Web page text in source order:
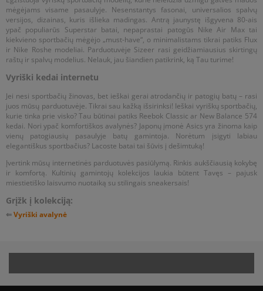
mėgėjams visame pasaulyje. Nesenstantys fasonai, universalios spalvų
versijos, dizainas, kuris išlieka madingas. Antrą jaunystę išgyvena 80-ais
ypač populiarūs Superstar batai, nepaprastai patogūs Nike Air Max tai
kiekvieno sportbačių mėgėjo „must-have“, o minimalistams tikrai patiks Flux
ir Nike Roshe modeliai. Parduotuvėje Sizeer rasi geidžiamiausius skirtingų
raštų ir spalvų modelius. Nelauk, jau šiandien patikrink, ką Tau turime!
Vyriški kedai internetu
Jei nesi sportbačių žinovas, bet ieškai gerai atrodančių ir patogių batų – rasi
juos mūsų parduotuvėje. Tikrai sau kažką išsirinksi! Ieškai vyriškų sportbačių,
kurie tinka prie visko? Tau būtinai patiks Reebok Classic ar New Balance 574
kedai. Nori ypač komfortiškos avalynės? Japonų įmonė Asics yra žinoma kaip
vienų patogiausių pasaulyje batų gamintoja. Norėtum įsigyti labiau
elegantiškus sportbačius? Lacoste batai tai šūvis į dešimtuką!
Įvertink mūsų internetinės parduotuvės pasiūlymą. Rinkis aukščiausią kokybę
ir komfortą. Kultinių gamintojų kolekcijos laukia būtent Tavęs – pajusk
miestietiško laisvumo nuotaiką su stilingais sneakersais!
Grįžk į kolekciją:
⇐Vyriški avalynė
Tavęs. Nes kadangi tai pereinamasis laikotarpis – išnaudok jį
maksimaliai išsirinkęs tobulą
avalynę vyrams.
patrauks Tavo dėmesį!